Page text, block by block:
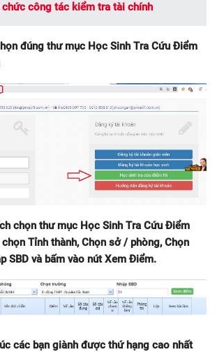
chức công tác kiểm tra tài chính
đúng thư mục Học Sinh Tra Cứu Điểm
chọn thư mục Học Sinh Tra Cứu Điểm
Tỉnh thành, Chọn sở / phòng, Chọn
SBD và bấm vào nút Xem Điểm.
các bạn giành được thứ hạng cao nhất